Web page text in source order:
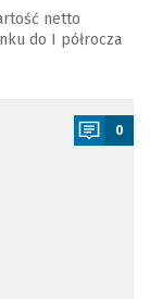
netto
do I półrocza
0